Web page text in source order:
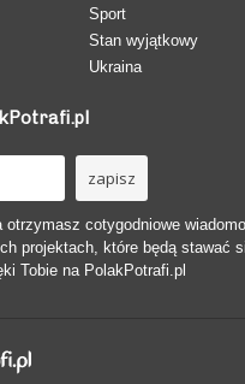
Sport
Stan wyjątkowy
Ukraina
cotygodniowe
projektach, które będą stawać
Tobie na PolakPotrafi.pl